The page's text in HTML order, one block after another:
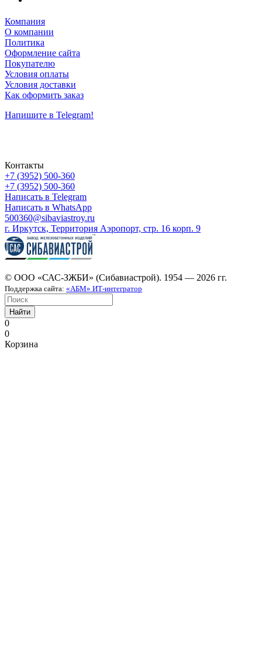
Компания
О компании
Политика
Оформление сайта
Покупателю
Условия оплаты
Условия доставки
Как оформить заказ
Напишите в Telegram!
Контакты
+7 (3952) 500-360
+7 (3952) 500-360
Написать в Telegram
Написать в WhatsApp
500360@sibaviastroy.ru
г. Иркутск, Территория Аэропорт, стр. 16 корп. 9
© ООО «САС-ЗЖБИ» (Сибавиастрой). 1954 — 2026 гг.
Поддержка сайта: «АБМ» ИТ-интегратор
Найти
0
0
Корзина